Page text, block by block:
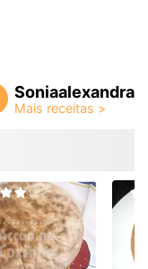
Soniaalexandra